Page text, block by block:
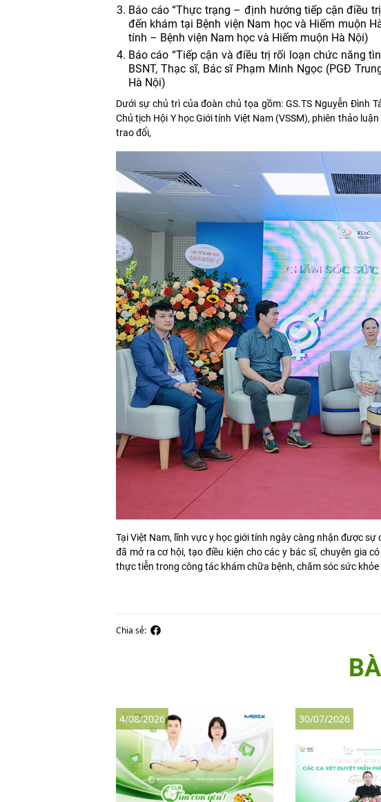
Báo cáo “Thực trạng – định hướng tiếp cận điều
đến khám tại Bệnh viện Nam học và Hiếm muộn
tính – Bệnh viện Nam học và Hiếm muộn Hà Nội)
Báo cáo “Tiếp cận và điều trị rối loạn chức năng
BSNT, Thạc sĩ, Bác sĩ Phạm Minh Ngọc (PGĐ
Hà Nội)
Dưới sự chủ trì của đoàn chủ tọa gồm: GS.TS Nguyễn Đình
Chủ tịch Hội Y học Giới tính Việt Nam (VSSM), phiên thảo
trao đổi,
Tại Việt Nam, lĩnh vực y học giới tính ngày càng nhận được
đã mở ra cơ hội, tạo điều kiện cho các y bác sĩ, chuyên gia
thực tiễn trong công tác khám chữa bệnh, chăm sóc sức
Chia sẻ:
4/08/2026 30/07/2026